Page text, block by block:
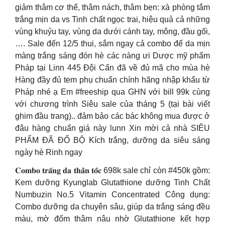
giảm thâm cơ thể, thâm nách, thâm bẹn: xà phòng tắm
trắng mịn da vs Tinh chất ngọc trai, hiệu quả cả những
vùng khuỷu tay, vùng da dưới cánh tay, mông, đầu gối,
…. Sale đến 12/5 thui, sắm ngay cả combo để da mịn
màng trắng sáng đón hè các nàng ưi Dược mỹ phẩm
Pháp tại Linn 445 Đội Cấn đã về đủ mã cho mùa hè
Hàng đầy đủ tem phụ chuẩn chính hãng nhập khẩu từ
Pháp nhé ạ Em #freeship qua GHN với bill 99k cùng
với chương trình Siêu sale của tháng 5 (tại bài viết
ghim đầu trang).. đảm bảo các bác không mua được ở
đâu hàng chuẩn giá này lunn Xin mời cả nhà SIÊU
PHẨM ĐÃ ĐỔ BỘ Kích trắng, dưỡng da siêu sáng
ngày hè Rinh ngay
𝐂𝐨𝐦𝐛𝐨 𝐭𝐫𝐚̆́𝐧𝐠 𝐝𝐚 𝐭𝐡𝐚̂̀𝐧 𝐭𝐨̂́𝐜 698k sale chỉ còn #450k gồm:
Kem dưỡng Kyunglab Glutathione dưỡng Tinh Chất
Numbuzin No.5 Vitamin Concentrated Công dụng:
Combo dưỡng da chuyên sâu, giúp da trắng sáng đều
màu, mờ đốm thâm nâu nhờ Glutathione kết hợp